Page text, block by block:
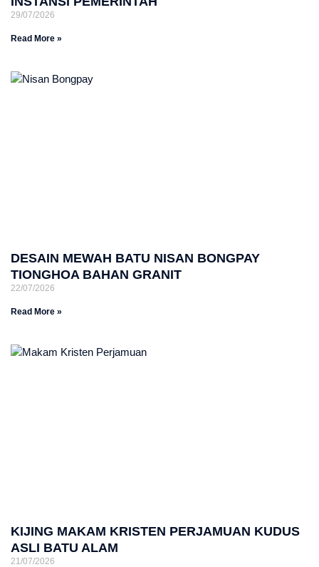
29/07/2026
Read More »
DESAIN MEWAH BATU NISAN BONGPAY
TIONGHOA BAHAN GRANIT
22/07/2026
Read More »
KIJING MAKAM KRISTEN PERJAMUAN KUDUS
ASLI BATU ALAM
21/07/2026